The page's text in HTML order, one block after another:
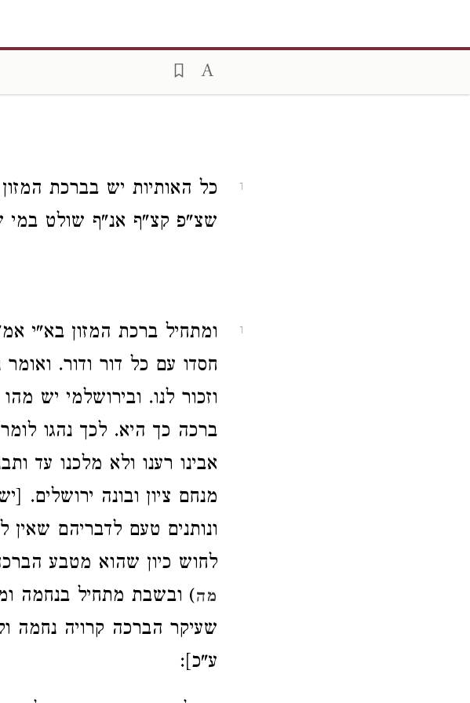
1
כל האותיות יש בברכת
שצ"פ קצ"ף אנ"ף שולט במי
1
ומתחיל ברכת המזון בא"י
חסדו עם כל דור ודור. ואומר
וזכור לנו. ובירושלמי יש
ברכה כך היא. לכך נהגו
אבינו רענו ולא מלכנו עד
מנחם ציון ובונה ירושלים.
ונותנים טעם לדבריהם
לחוש כיון שהוא מטבע
מה) ובשבת מתחיל בנחמה
שעיקר הברכה קרויה נחמה
ע"כ]: